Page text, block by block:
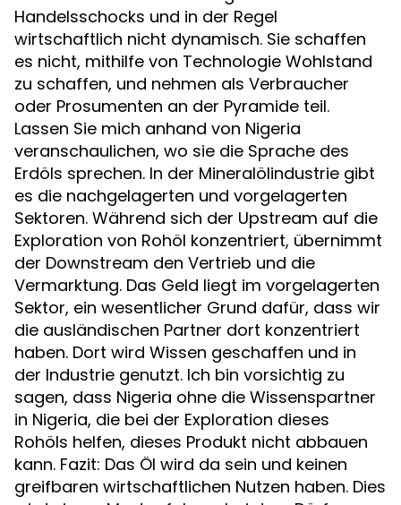
Handelsschocks und in der Regel
wirtschaftlich nicht dynamisch. Sie schaffen
es nicht, mithilfe von Technologie Wohlstand
zu schaffen, und nehmen als Verbraucher
oder Prosumenten an der Pyramide teil.
Lassen Sie mich anhand von Nigeria
veranschaulichen, wo sie die Sprache des
Erdöls sprechen. In der Mineralölindustrie gibt
es die nachgelagerten und vorgelagerten
Sektoren. Während sich der Upstream auf die
Exploration von Rohöl konzentriert, übernimmt
der Downstream den Vertrieb und die
Vermarktung. Das Geld liegt im vorgelagerten
Sektor, ein wesentlicher Grund dafür, dass wir
die ausländischen Partner dort konzentriert
haben. Dort wird Wissen geschaffen und in
der Industrie genutzt. Ich bin vorsichtig zu
sagen, dass Nigeria ohne die Wissenspartner
in Nigeria, die bei der Exploration dieses
Rohöls helfen, dieses Produkt nicht abbauen
kann. Fazit: Das Öl wird da sein und keinen
greifbaren wirtschaftlichen Nutzen haben. Dies